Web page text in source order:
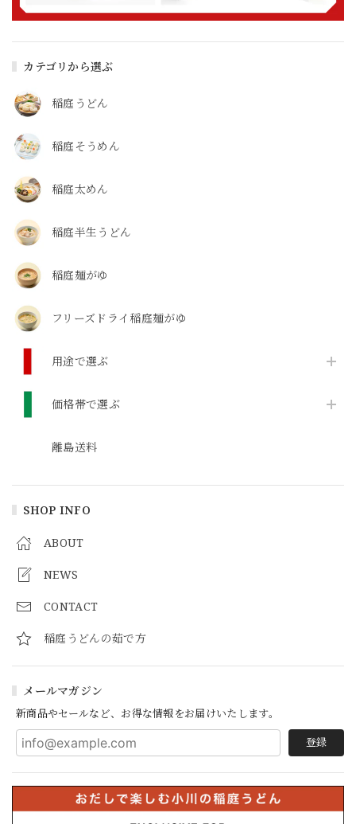
カテゴリから選ぶ
稲庭うどん
稲庭そうめん
稲庭太めん
稲庭半生うどん
稲庭麺がゆ
フリーズドライ稲庭麺がゆ
用途で選ぶ
価格帯で選ぶ
離島送料
SHOP INFO
ABOUT
NEWS
CONTACT
稲庭うどんの茹で方
メールマガジン
新商品やセールなど、お得な情報をお届けいたします。
登録